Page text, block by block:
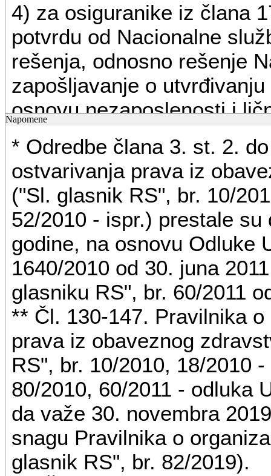
4) za osiguranike iz člana
potvrdu od Nacionalne
rešenja, odnosno rešenje
zapošljavanje o
osnovu nezaposlenosti i
snositi troškove
pravo na novčanu naknadu;
5) za osiguranike iz člana
otkaz ugovora o radu ili
povredi na radu, izveštaj o
izveštaj o privremenoj
6) za osiguranike iz člana
upisu u registar nadležnog
poslovodstvenih
7) za osiguranike iz člana
akt o registraciji
u registar nadležnog
odgovarajućeg udruženja;
Napomene
* Odredbe člana 3. st. 2.
ostvarivanja prava iz
("Sl. glasnik RS", br. 10/
52/2010 - ispr.) prestale
godine, na osnovu Odluke
1640/2010 od 30. juna
glasniku RS", br. 60/2011
** Čl. 130-147. Pravilnika
prava iz obaveznog
RS", br. 10/2010, 18/2010
80/2010, 60/2011 - odluka
da važe 30. novembra
snagu Pravilnika o
glasnik RS", br. 82/2019).